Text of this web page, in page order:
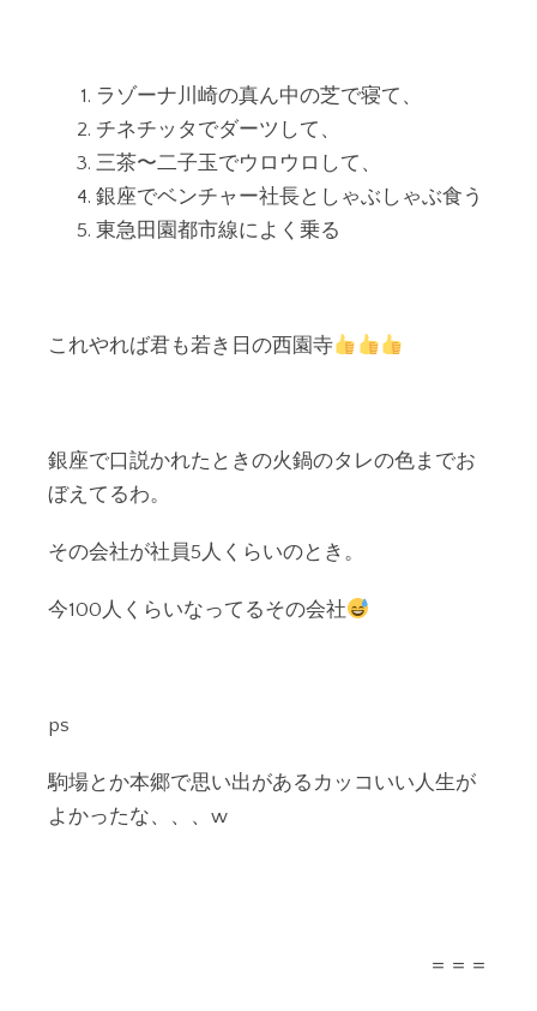
ラゾーナ川崎の真ん中の芝で寝て、
チネチッタでダーツして、
三茶〜二子玉でウロウロして、
銀座でベンチャー社長としゃぶしゃぶ食う
東急田園都市線によく乗る
これやれば君も若き日の西園寺
銀座で口説かれたときの火鍋のタレの色までお
ぼえてるわ。
その会社が社員5人くらいのとき。
今100人くらいなってるその会社
ps
駒場とか本郷で思い出があるカッコいい人生が
よかったな、、、w
＝＝＝